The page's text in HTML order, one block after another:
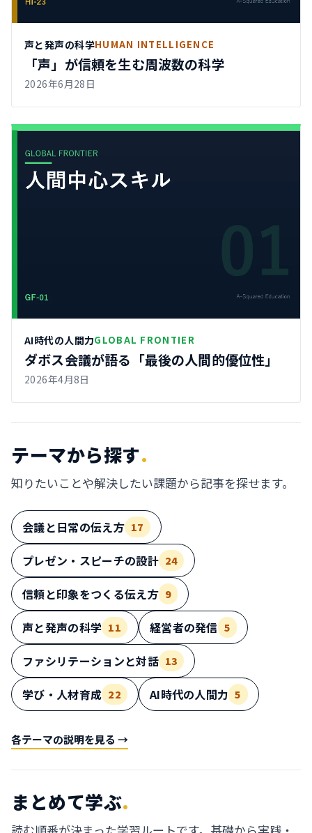
声と発声の科学HUMAN INTELLIGENCE
「声」が信頼を生む周波数の科学
2026年6月28日
AI時代の人間力GLOBAL FRONTIER
ダボス会議が語る「最後の人間的優位性」
2026年4月8日
テーマから探す.
知りたいことや解決したい課題から記事を探せます。
会議と日常の伝え方 17
プレゼン・スピーチの設計 24
信頼と印象をつくる伝え方 9
声と発声の科学 11 経営者の発信 5
ファシリテーションと対話 13
学び・人材育成 22 AI時代の人間力 5
各テーマの説明を見る →
まとめて学ぶ.